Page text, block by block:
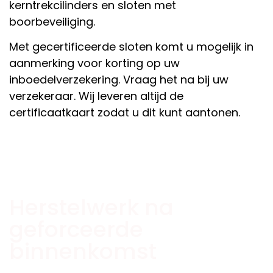
kerntrekcilinders en sloten met
boorbeveiliging.
Met gecertificeerde sloten komt u mogelijk in
aanmerking voor korting op uw
inboedelverzekering. Vraag het na bij uw
verzekeraar. Wij leveren altijd de
certificaatkaart zodat u dit kunt aantonen.